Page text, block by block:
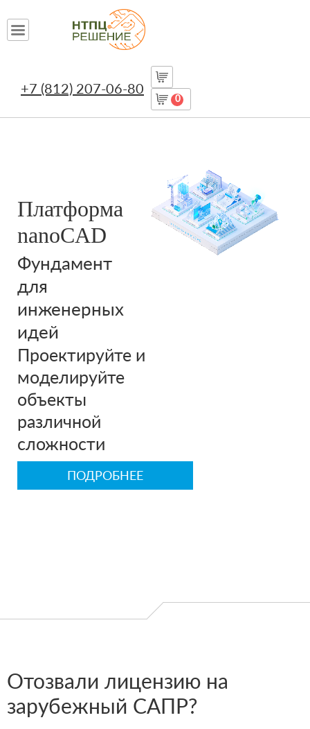
+7 (812) 207-06-80
0
Платформа
nanoCAD
Фундамент
для
инженерных
идей
Проектируйте и
моделируйте
объекты
различной
сложности
ПОДРОБНЕЕ
Отозвали лицензию на
зарубежный САПР?